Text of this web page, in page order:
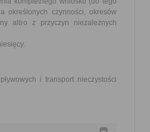
określonych czynności, okresów
albo z przyczyn niezależnych
i transport nieczystości